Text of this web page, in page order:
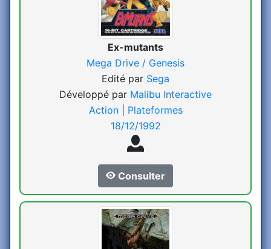
Ex-mutants
Mega Drive / Genesis
Edité par Sega
Développé par Malibu Interactive
Action
Plateformes
18/12/1992
Consulter